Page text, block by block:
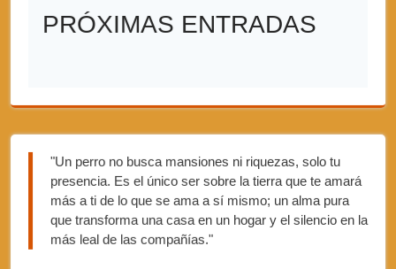
PRÓXIMAS ENTRADAS
"Un perro no busca mansiones ni riquezas, solo tu
presencia. Es el único ser sobre la tierra que te amará
más a ti de lo que se ama a sí mismo; un alma pura
que transforma una casa en un hogar y el silencio en la
más leal de las compañías."